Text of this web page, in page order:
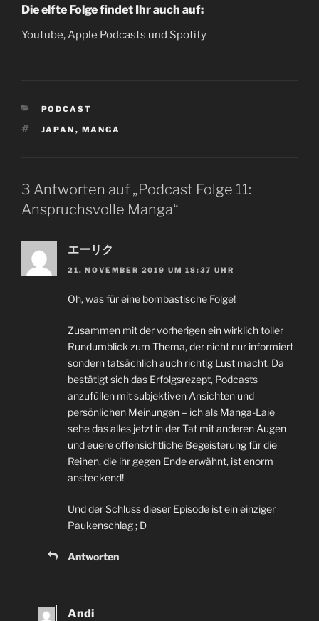
Die elfte Folge findet Ihr auch auf:
Youtube,Apple Podcasts und Spotify
KATEGORIEN
PODCAST
SCHLAGWÖRTER
JAPAN , MANGA
3 Antworten auf „Podcast Folge 11:
Anspruchsvolle Manga“
エーリク
21. NOVEMBER 2019 UM 18:37 UHR
Oh, was für eine bombastische Folge!
Zusammen mit der vorherigen ein wirklich toller
Rundumblick zum Thema, der nicht nur informiert
sondern tatsächlich auch richtig Lust macht. Da
bestätigt sich das Erfolgsrezept, Podcasts
anzufüllen mit subjektiven Ansichten und
persönlichen Meinungen – ich als Manga-Laie
sehe das alles jetzt in der Tat mit anderen Augen
und euere offensichtliche Begeisterung für die
Reihen, die ihr gegen Ende erwähnt, ist enorm
ansteckend!
Und der Schluss dieser Episode ist ein einziger
Paukenschlag ; D
Antworten
Andi